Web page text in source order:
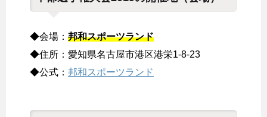
◆会場： 邦和スポーツランド
◆住所：愛知県名古屋市港区港栄1-8-23
◆公式： 邦和スポーツランド